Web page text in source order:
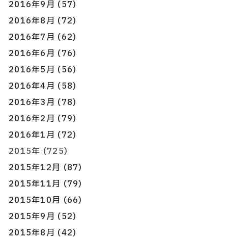
2016年9月 (57)
2016年8月 (72)
2016年7月 (62)
2016年6月 (76)
2016年5月 (56)
2016年4月 (58)
2016年3月 (78)
2016年2月 (79)
2016年1月 (72)
2015年 (725)
2015年12月 (87)
2015年11月 (79)
2015年10月 (66)
2015年9月 (52)
2015年8月 (42)